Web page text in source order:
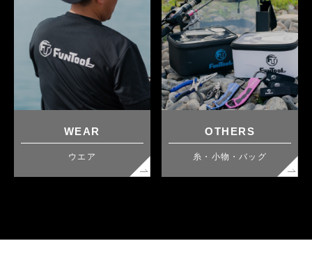
WEAR
ウエア
OTHERS
糸・小物・バッグ